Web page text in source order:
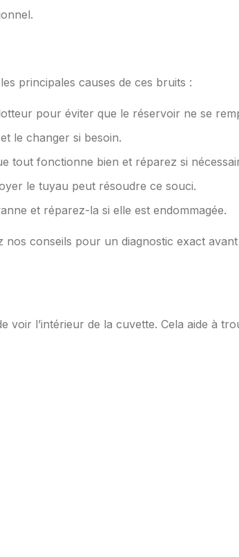
principales causes de ces bruits :
pour éviter que le réservoir ne se
le changer si besoin.
tout fonctionne bien et réparez si
le tuyau peut résoudre ce souci.
et réparez-la si elle est endommagée.
conseils pour un diagnostic exact
voir l’intérieur de la cuvette. Cela aide à